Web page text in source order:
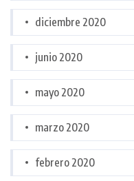
diciembre 2020
junio 2020
mayo 2020
marzo 2020
febrero 2020